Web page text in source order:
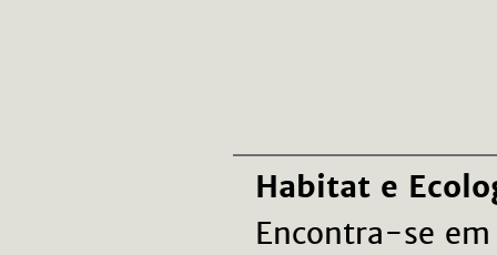
Habitat e
Encontra-se